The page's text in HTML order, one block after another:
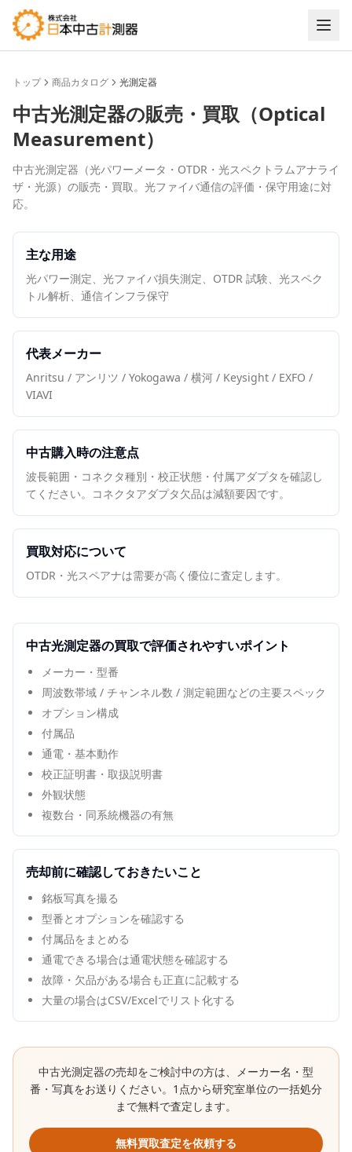
トップ 商品カタログ 光測定器
中古光測定器の販売・買取（Optical
Measurement）
中古光測定器（光パワーメータ・OTDR・光スペクトラムアナライ
ザ・光源）の販売・買取。光ファイバ通信の評価・保守用途に対
応。
主な用途
光パワー測定、光ファイバ損失測定、OTDR 試験、光スペク
トル解析、通信インフラ保守
代表メーカー
Anritsu / アンリツ / Yokogawa / 横河 / Keysight / EXFO /
VIAVI
中古購入時の注意点
波長範囲・コネクタ種別・校正状態・付属アダプタを確認し
てください。コネクタアダプタ欠品は減額要因です。
買取対応について
OTDR・光スペアナは需要が高く優位に査定します。
中古光測定器の買取で評価されやすいポイント
メーカー・型番
周波数帯域 / チャンネル数 / 測定範囲などの主要スペック
オプション構成
付属品
通電・基本動作
校正証明書・取扱説明書
外観状態
複数台・同系統機器の有無
売却前に確認しておきたいこと
銘板写真を撮る
型番とオプションを確認する
付属品をまとめる
通電できる場合は通電状態を確認する
故障・欠品がある場合も正直に記載する
大量の場合はCSV/Excelでリスト化する
中古光測定器の売却をご検討中の方は、メーカー名・型
番・写真をお送りください。1点から研究室単位の一括処分
まで無料で査定します。
無料買取査定を依頼する